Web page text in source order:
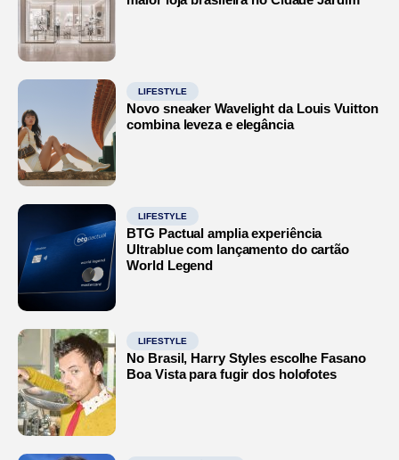
LIFESTYLE
Novo sneaker Wavelight da Louis Vuitton
combina leveza e elegância
LIFESTYLE
BTG Pactual amplia experiência
Ultrablue com lançamento do cartão
World Legend
LIFESTYLE
No Brasil, Harry Styles escolhe Fasano
Boa Vista para fugir dos holofotes